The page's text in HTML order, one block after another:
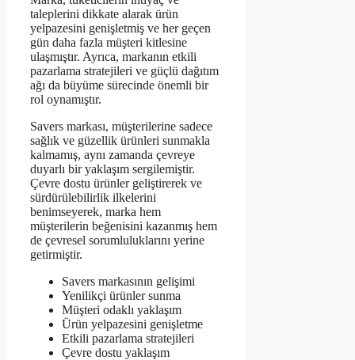
taleplerini dikkate alarak ürün
yelpazesini genişletmiş ve her geçen
gün daha fazla müşteri kitlesine
ulaşmıştır. Ayrıca, markanın etkili
pazarlama stratejileri ve güçlü dağıtım
ağı da büyüme sürecinde önemli bir
rol oynamıştır.
Savers markası, müşterilerine sadece
sağlık ve güzellik ürünleri sunmakla
kalmamış, aynı zamanda çevreye
duyarlı bir yaklaşım sergilemiştir.
Çevre dostu ürünler geliştirerek ve
sürdürülebilirlik ilkelerini
benimseyerek, marka hem
müşterilerin beğenisini kazanmış hem
de çevresel sorumluluklarını yerine
getirmiştir.
Savers markasının gelişimi
Yenilikçi ürünler sunma
Müşteri odaklı yaklaşım
Ürün yelpazesini genişletme
Etkili pazarlama stratejileri
Çevre dostu yaklaşım